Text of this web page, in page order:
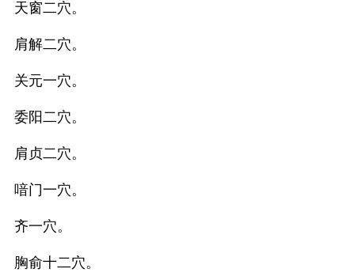
天窗二穴。
肩解二穴。
关元一穴。
委阳二穴。
肩贞二穴。
喑门一穴。
齐一穴。
胸俞十二穴。